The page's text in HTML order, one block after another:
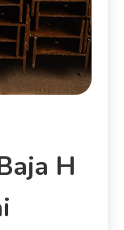
H